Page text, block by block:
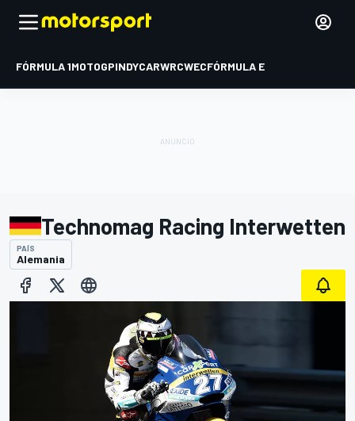
FÓRMULA 1MOTOGPINDYCARWRCWECFÓRMULA E
Technomag Racing Interwetten
PAÍS
Alemania